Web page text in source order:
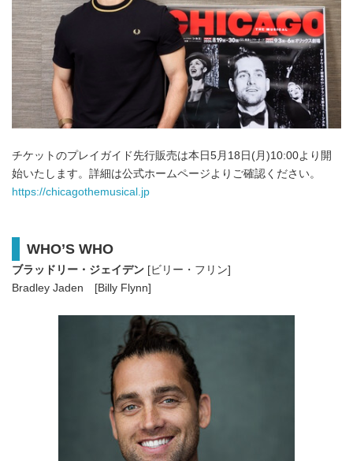
チケットのプレイガイド先行販売は本日5月18日(月)10:00より開
始いたします。詳細は公式ホームページよりご確認ください。
https://chicagothemusical.jp
WHO’S WHO
ブラッドリー・ジェイデン [ビリー・フリン]
Bradley Jaden [Billy Flynn]